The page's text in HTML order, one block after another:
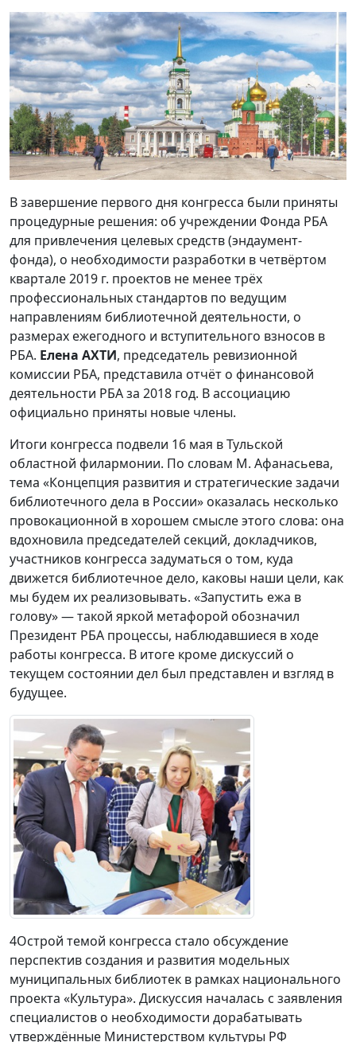
В завершение первого дня конгресса были приняты
процедурные решения: об учреждении Фонда РБА
для привлечения целевых средств (эндаумент-
фонда), о необходимости разработки в четвёртом
квартале 2019 г. проектов не менее трёх
профессиональных стандартов по ведущим
направлениям библиотечной деятельности, о
размерах ежегодного и вступительного взносов в
РБА. Елена АХТИ, председатель ревизионной
комиссии РБА, представила отчёт о финансовой
деятельности РБА за 2018 год. В ассоциацию
официально приняты новые члены.
Итоги конгресса подвели 16 мая в Тульской
областной филармонии. По словам М. Афанасьева,
тема «Концепция развития и стратегические задачи
библиотечного дела в России» оказалась несколько
провокационной в хорошем смысле этого слова: она
вдохновила председателей секций, докладчиков,
участников конгресса задуматься о том, куда
движется библиотечное дело, каковы наши цели, как
мы будем их реализовывать. «Запустить ежа в
голову» — такой яркой метафорой обозначил
Президент РБА процессы, наблюдавшиеся в ходе
работы конгресса. В итоге кроме дискуссий о
текущем состоянии дел был представлен и взгляд в
будущее.
4Острой темой конгресса стало обсуждение
перспектив создания и развития модельных
муниципальных библиотек в рамках национального
проекта «Культура». Дискуссия началась с заявления
специалистов о необходимости дорабатывать
утверждённые Министерством культуры РФ